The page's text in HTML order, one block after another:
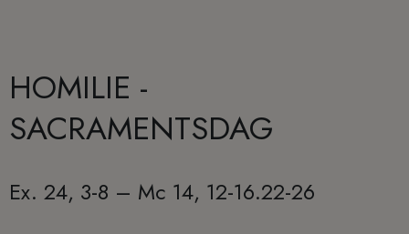
HOMILIE -
SACRAMENTSDAG
Ex. 24, 3-8 – Mc 14, 12-16.22-26